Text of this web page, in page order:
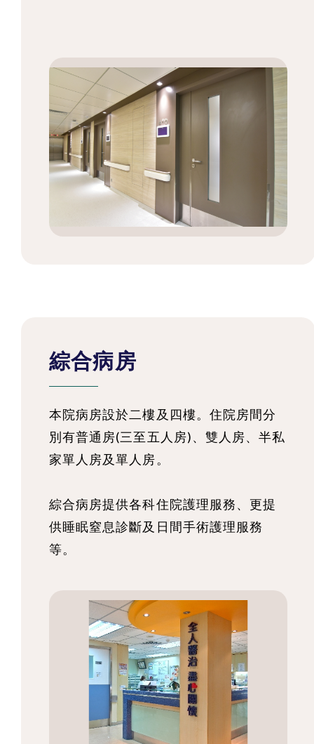
綜合病房
本院病房設於二樓及四樓。住院房間分
別有普通房(三至五人房)、雙人房、半私
家單人房及單人房。
綜合病房提供各科住院護理服務、更提
供睡眠窒息診斷及日間手術護理服務
等。